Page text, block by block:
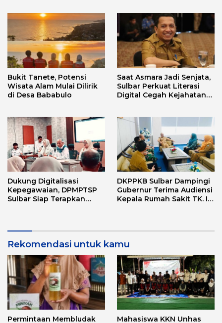
Bukit Tanete, Potensi
Wisata Alam Mulai Dilirik
di Desa Bababulo
Saat Asmara Jadi Senjata,
Sulbar Perkuat Literasi
Digital Cegah Kejahatan
Dukung Digitalisasi
Kepegawaian, DPMPTSP
Sulbar Siap Terapkan
DKPPKB Sulbar Dampingi
Gubernur Terima Audiensi
Kepala Rumah Sakit TK. III
Rekomendasi untuk kamu
Permintaan Membludak Mahasiswa KKN Unhas